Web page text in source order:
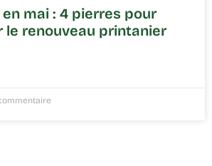
mai : 4 pierres pour
le renouveau printanier